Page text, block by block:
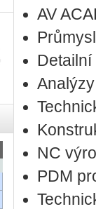
AV
NC
PDM